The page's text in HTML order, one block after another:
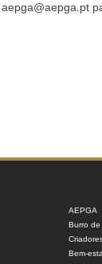
AEPGA
Burro de
Bem-